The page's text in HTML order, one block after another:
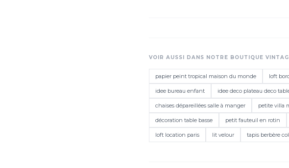
VOIR AUSSI DANS NOTRE BOUTIQUE
papier peint tropical maison du monde loft
idee bureau enfant idee deco plateau deco
chaises dépareillées salle à manger petite villa
décoration table basse petit fauteuil en rotin
loft location paris lit velour tapis berbère